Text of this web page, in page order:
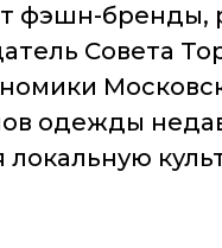
фэшн-бренды,
Совета
одежды